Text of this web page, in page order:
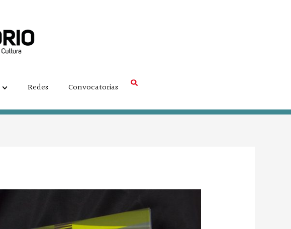
Redes Convocatorias